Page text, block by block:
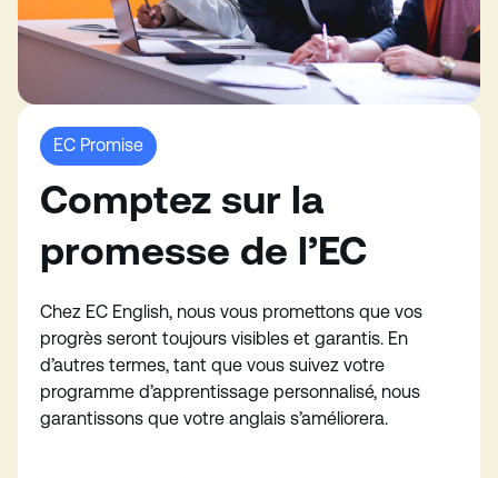
EC Promise
Comptez sur la
promesse de l’EC
Chez EC English, nous vous promettons que vos
progrès seront toujours visibles et garantis. En
d’autres termes, tant que vous suivez votre
programme d’apprentissage personnalisé, nous
garantissons que votre anglais s’améliorera.